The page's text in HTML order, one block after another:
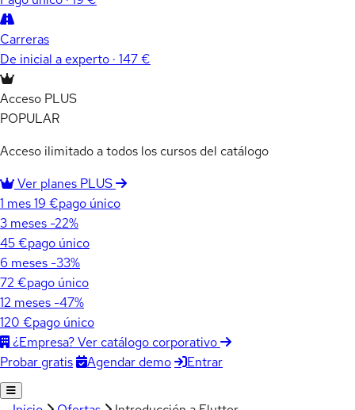
Carreras
De inicial a experto · 147 €
Acceso PLUS
POPULAR
Acceso ilimitado a todos los cursos del catálogo
Ver planes PLUS
1 mes19 €pago único
3 meses -22%
45 €pago único
6 meses -33%
72 €pago único
12 meses -47%
120 €pago único
¿Empresa? Ver catálogo corporativo
Probar gratis
Agendar demo Entrar